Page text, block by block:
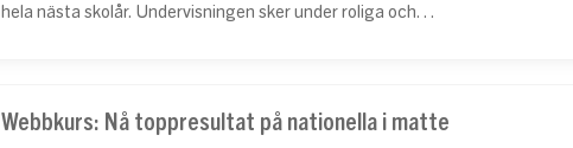
hela nästa skolår. Undervisningen sker under roliga och…
Webbkurs: Nå toppresultat på nationella i matte